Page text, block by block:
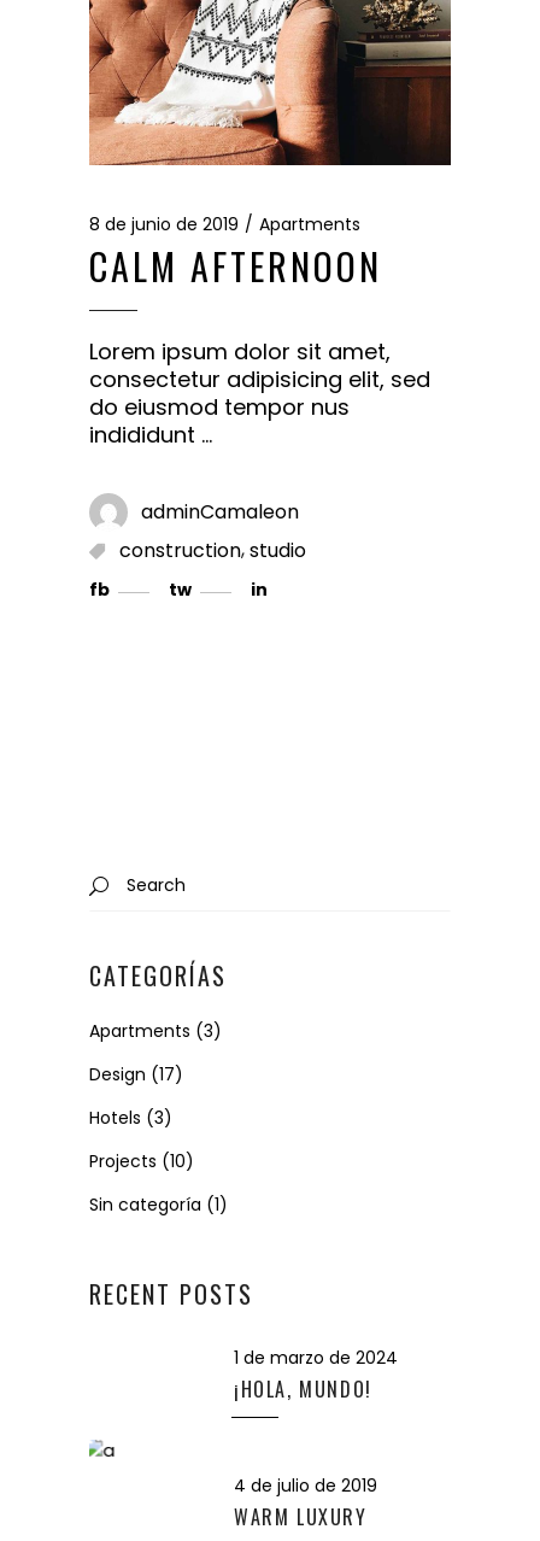
8 de junio de 2019 Apartments
CALM AFTERNOON
Lorem ipsum dolor sit amet,
consectetur adipisicing elit, sed
do eiusmod tempor nus
indididunt
adminCamaleon
construction,studio
fb tw in
Search
for:
CATEGORÍAS
Apartments (3)
Design (17)
Hotels (3)
Projects (10)
Sin categoría (1)
RECENT POSTS
1 de marzo de 2024
¡HOLA, MUNDO!
4 de julio de 2019
WARM LUXURY